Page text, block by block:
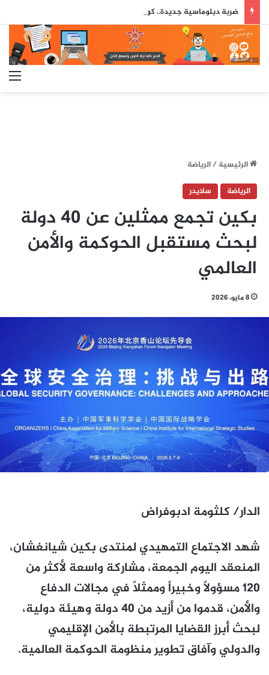
الرئيسية/الرياضة
الرياضة
سلايدر
بكين تجمع ممثلين عن 40 دولة
لبحث مستقبل الحوكمة والأمن
العالمي
8 مايو، 2026
الدار/ كلثومة ادبوفراض
شهد الاجتماع التمهيدي لمنتدى بكين شيانغشان،
المنعقد اليوم الجمعة، مشاركة واسعة لأكثر من
120 مسؤولاً وخبيراً وممثلاً في مجالات الدفاع
والأمن، قدموا من أزيد من 40 دولة وهيئة دولية،
لبحث أبرز القضايا المرتبطة بالأمن الإقليمي
والدولي وآفاق تطوير منظومة الحوكمة العالمية.